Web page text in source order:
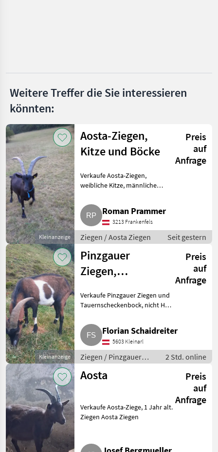
Weitere Treffer die Sie interessieren
könnten:
Kleinanzeige
Aosta-Ziegen,
Kitze und Böcke
Preis
auf
Anfrage
Verkaufe Aosta-Ziegen,
weibliche Kitze, männliche
Böcke und Ziegen in allen
Altersgruppen. Nur ernst
gemeinte Anfragen bitte. Preise
ab
Roman Prammer
3213 Frankenfels
Ziegen / Aosta Ziegen Seit gestern
Kleinanzeige
Pinzgauer
Ziegen,
Bock
Preis
auf
Anfrage
Verkaufe Pinzgauer Ziegen und
Tauernscheckenbock, nicht HB.
Bock geb. 2024. Auch einzeln zu
verkaufen. Ziegen Pinzgauer
Ziegen
Florian Schaidreiter
5603 Kleinarl
Ziegen / Pinzgauer
Ziegen
2 Std. online
Aosta
Preis
auf
Anfrage
Verkaufe Aosta-Ziege, 1 Jahr alt.
Ziegen Aosta Ziegen